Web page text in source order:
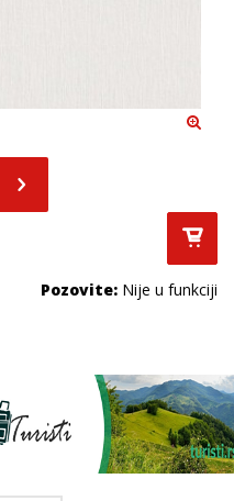
Pozovite: Nije u funkciji